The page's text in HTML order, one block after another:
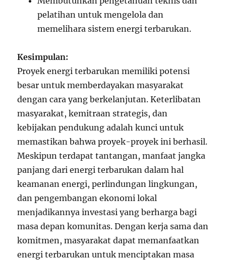
pelatihan untuk mengelola dan
memelihara sistem energi terbarukan.
Kesimpulan:
Proyek energi terbarukan memiliki potensi
besar untuk memberdayakan masyarakat
dengan cara yang berkelanjutan. Keterlibatan
masyarakat, kemitraan strategis, dan
kebijakan pendukung adalah kunci untuk
memastikan bahwa proyek-proyek ini berhasil.
Meskipun terdapat tantangan, manfaat jangka
panjang dari energi terbarukan dalam hal
keamanan energi, perlindungan lingkungan,
dan pengembangan ekonomi lokal
menjadikannya investasi yang berharga bagi
masa depan komunitas. Dengan kerja sama dan
komitmen, masyarakat dapat memanfaatkan
energi terbarukan untuk menciptakan masa